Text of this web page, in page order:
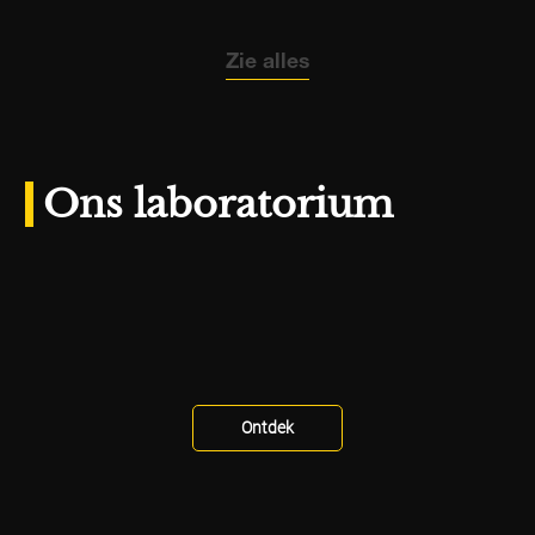
Zie alles
Ons laboratorium
Ontdek